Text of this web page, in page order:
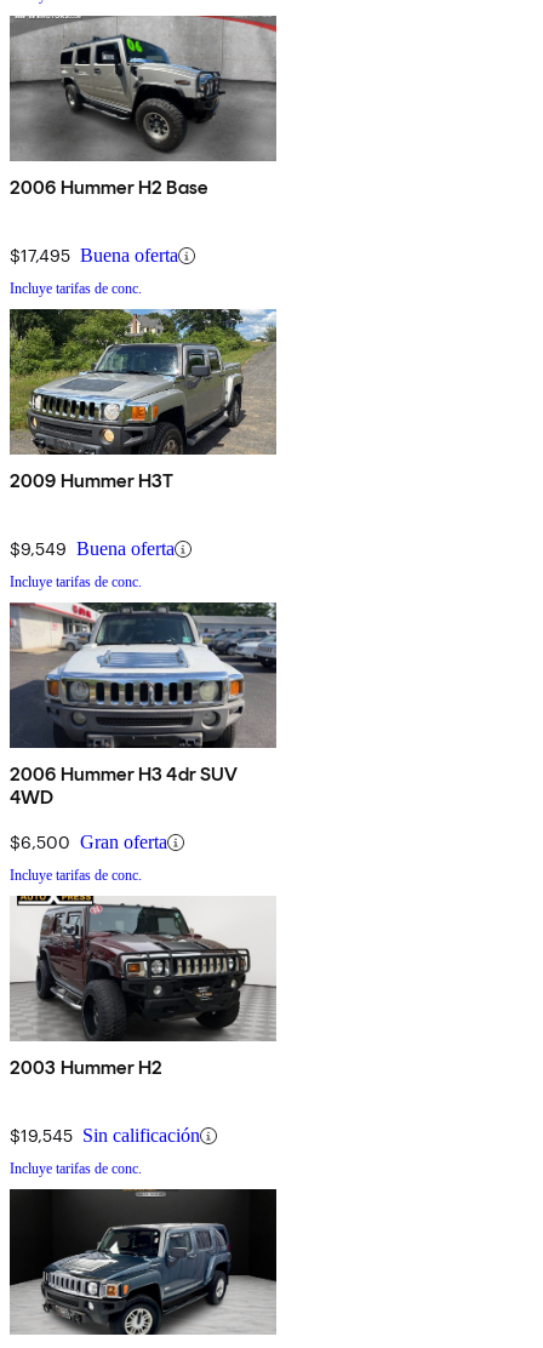
2006 Hummer H2 Base
$17,495 Buena oferta
Incluye tarifas de conc.
2009 Hummer H3T
$9,549 Buena oferta
Incluye tarifas de conc.
2006 Hummer H3 4dr SUV
4WD
$6,500 Gran oferta
Incluye tarifas de conc.
2003 Hummer H2
$19,545 Sin calificación
Incluye tarifas de conc.